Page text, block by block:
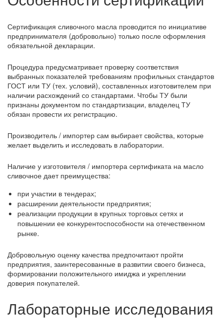
Сертификация сливочного масла проводится по инициативе
предпринимателя (добровольно) только после оформления
обязательной декларации.
Процедура предусматривает проверку соответствия
выбранных показателей требованиям профильных стандартов
ГОСТ или ТУ (тех. условий), составленных изготовителем при
наличии расхождений со стандартами. Чтобы ТУ были
признаны документом по стандартизации, владелец ТУ
обязан провести их регистрацию.
Производитель / импортер сам выбирает свойства, которые
желает выделить и исследовать в лаборатории.
Наличие у изготовителя / импортера сертификата на масло
сливочное дает преимущества:
при участии в тендерах;
расширении деятельности предприятия;
реализации продукции в крупных торговых сетях и
повышении ее конкурентоспособности на отечественном
рынке.
Добровольную оценку качества предпочитают пройти
предприятия, заинтересованные в развитии своего бизнеса,
формировании положительного имиджа и укреплении
доверия покупателей.
Лабораторные исследования